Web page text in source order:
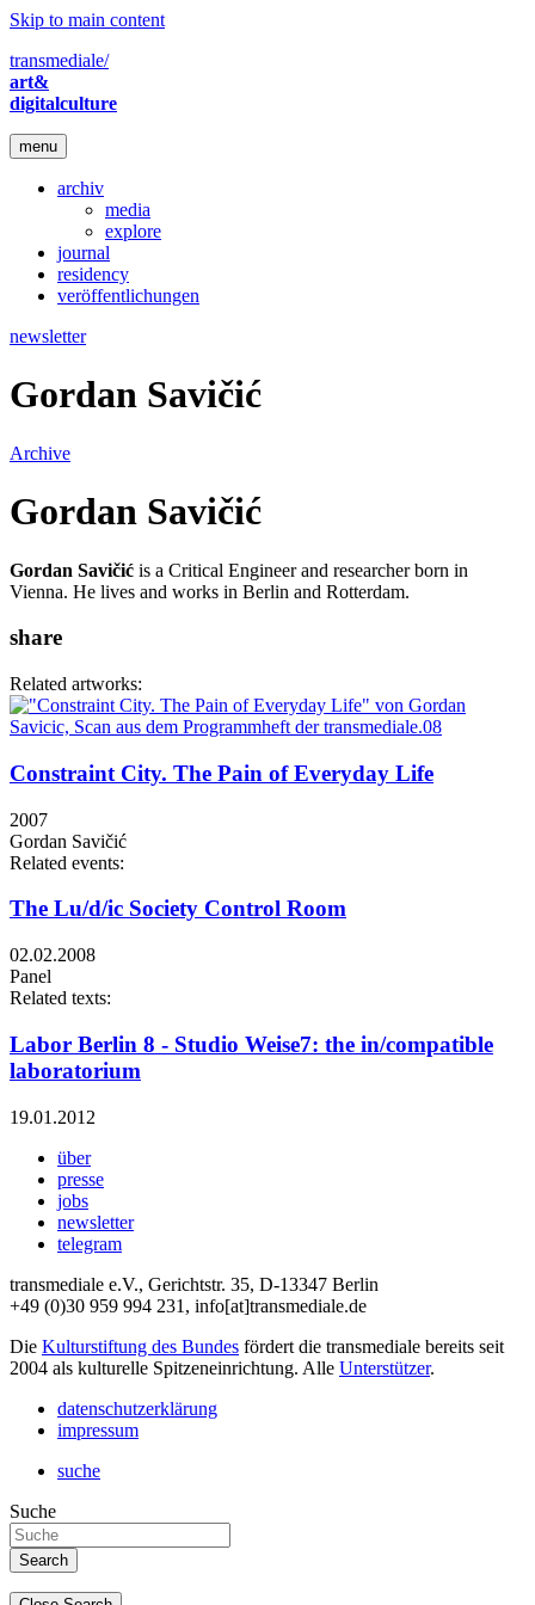
Skip to main content
transmediale/
art&
digitalculture
menu
archiv
media
explore
journal
residency
veröffentlichungen
newsletter
Gordan Savičić
Archive
Gordan Savičić
Gordan Savičić is a Critical Engineer and researcher born in
Vienna. He lives and works in Berlin and Rotterdam.
share
Related artworks:
Constraint City. The Pain of Everyday Life
2007
Gordan Savičić
Related events:
The Lu/d/ic Society Control Room
02.02.2008
Panel
Related texts:
Labor Berlin 8 - Studio Weise7: the in/compatible
laboratorium
19.01.2012
über
presse
jobs
newsletter
telegram
transmediale e.V., Gerichtstr. 35, D-13347 Berlin
+49 (0)30 959 994 231, info[at]transmediale.de
Die Kulturstiftung des Bundes fördert die transmediale bereits seit
2004 als kulturelle Spitzeneinrichtung. Alle Unterstützer.
datenschutzerklärung
impressum
suche
Suche